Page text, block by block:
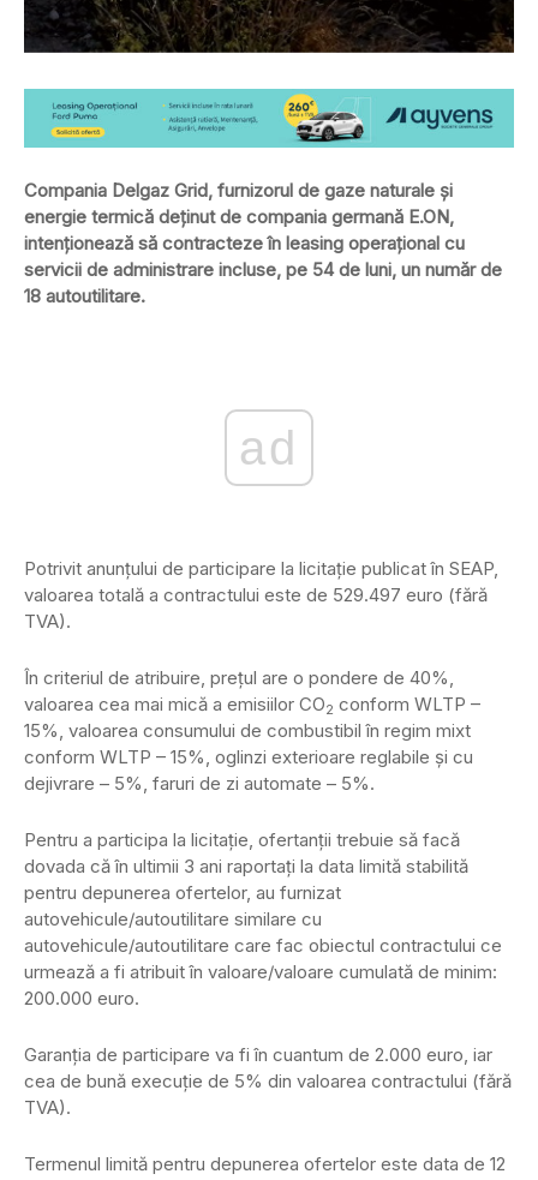
Compania Delgaz Grid, furnizorul de gaze naturale și
energie termică deținut de compania germană E.ON,
intenționează să contracteze în leasing operațional cu
servicii de administrare incluse, pe 54 de luni, un număr de
18 autoutilitare.
ad
Potrivit anunțului de participare la licitație publicat în SEAP,
valoarea totală a contractului este de 529.497 euro (fără
TVA).
În criteriul de atribuire, prețul are o pondere de 40%,
valoarea cea mai mică a emisiilor CO2 conform WLTP –
15%, valoarea consumului de combustibil în regim mixt
conform WLTP – 15%, oglinzi exterioare reglabile și cu
dejivrare – 5%, faruri de zi automate – 5%.
Pentru a participa la licitație, ofertanții trebuie să facă
dovada că în ultimii 3 ani raportați la data limită stabilită
pentru depunerea ofertelor, au furnizat
autovehicule/autoutilitare similare cu
autovehicule/autoutilitare care fac obiectul contractului ce
urmează a fi atribuit în valoare/valoare cumulată de minim:
200.000 euro.
Garanția de participare va fi în cuantum de 2.000 euro, iar
cea de bună execuție de 5% din valoarea contractului (fără
TVA).
Termenul limită pentru depunerea ofertelor este data de 12